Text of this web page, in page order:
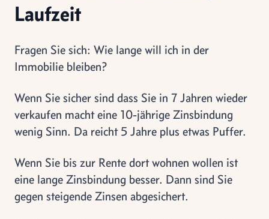
Laufzeit
Fragen Sie sich: Wie lange will ich in der
Immobilie bleiben?
Wenn Sie sicher sind dass Sie in 7 Jahren wieder
verkaufen macht eine 10-jährige Zinsbindung
wenig Sinn. Da reicht 5 Jahre plus etwas Puffer.
Wenn Sie bis zur Rente dort wohnen wollen ist
eine lange Zinsbindung besser. Dann sind Sie
gegen steigende Zinsen abgesichert.